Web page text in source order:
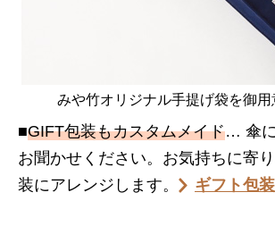
みや竹オリジナル手提げ袋を御用
■GIFT包装もカスタムメイド… 傘
お聞かせください。お気持ちに寄
装にアレンジします。
ギフト包